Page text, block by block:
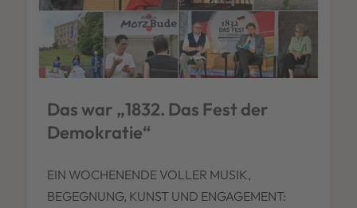
Das war „1832. Das Fest der
Demokratie“
EIN WOCHENENDE VOLLER MUSIK,
BEGEGNUNG, KUNST UND ENGAGEMENT: